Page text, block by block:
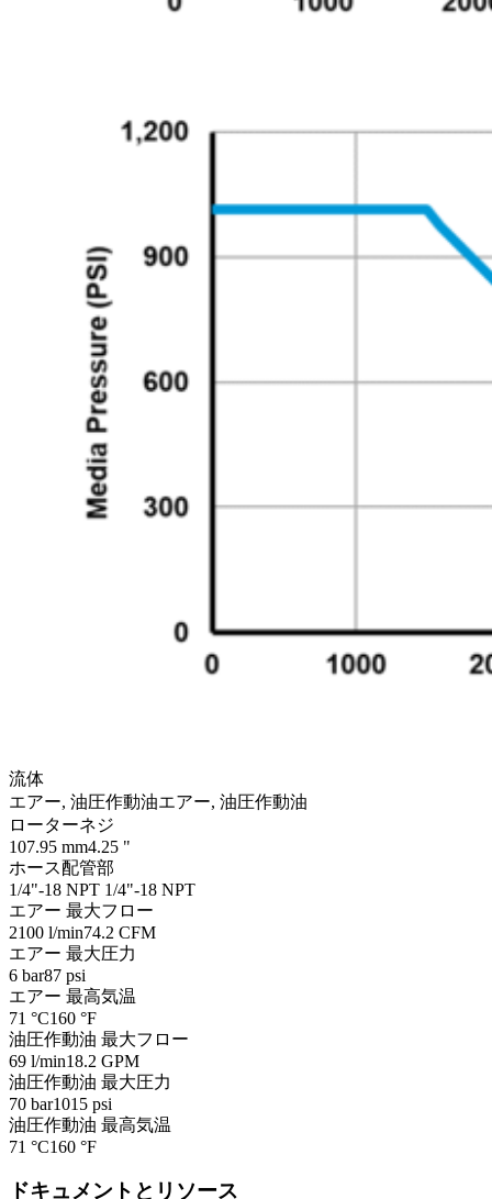
流体
エアー, 油圧作動油エアー, 油圧作動油
ローターネジ
107.95 mm4.25 "
ホース配管部
1/4"-18 NPT 1/4"-18 NPT
エアー 最大フロー
2100 l/min74.2 CFM
エアー 最大圧力
6 bar87 psi
エアー 最高気温
71 °C160 °F
油圧作動油 最大フロー
69 l/min18.2 GPM
油圧作動油 最大圧力
70 bar1015 psi
油圧作動油 最高気温
71 °C160 °F
ドキュメントとリソース